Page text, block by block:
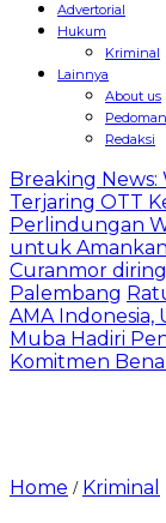
Advertorial
Hukum
Kriminal
Lainnya
About us
Redaksi
Breaking
Terjaring OTT
Perlindungan
untuk
Curanmor
Palembang
AMA
Muba Hadiri
Komitmen
Home / Kriminal